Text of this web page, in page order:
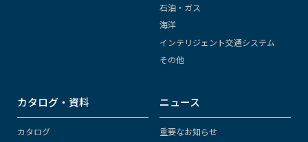
石油・ガス
海洋
インテリジェント交通システム
その他
カタログ・資料
カタログ
ニュース
重要なお知らせ